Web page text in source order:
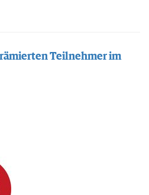
Teilnehmer im